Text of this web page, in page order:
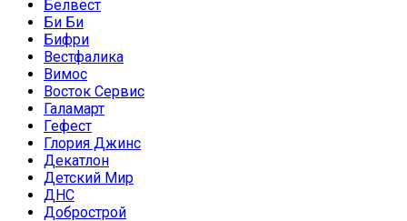
Белвест
Би Би
Бифри
Вестфалика
Вимос
Восток Сервис
Галамарт
Гефест
Глория Джинс
Декатлон
Детский Мир
ДНС
Добрострой